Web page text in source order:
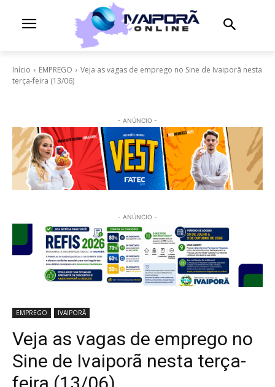
Início EMPREGO
Veja as vagas de emprego no Sine de Ivaiporã nesta
terça-feira (13/06)
- ANÚNCIO -
- ANÚNCIO -
EMPREGO IVAIPORÃ
Veja as vagas de emprego no
Sine de Ivaiporã nesta terça-